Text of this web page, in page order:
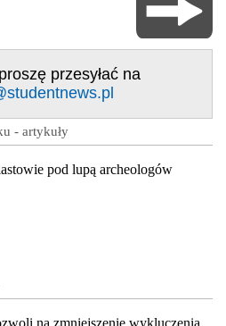
przesyłać na
- artykuły
pod lupą archeologów
na zmniejszenie wykluczenia